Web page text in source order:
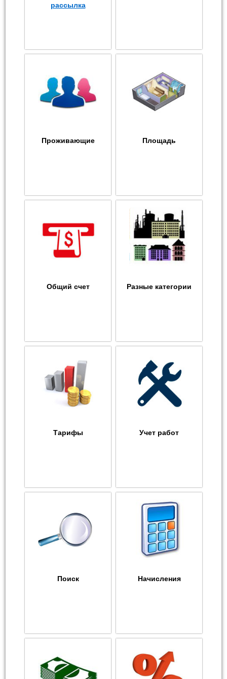
рассылка
Проживающие Площадь
Общий счет Разные категории
Тарифы Учет работ
Поиск Начисления